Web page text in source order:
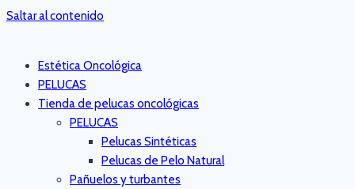
Saltar al contenido
Estética Oncológica
PELUCAS
Tienda de pelucas oncológicas
PELUCAS
Pelucas Sintéticas
Pelucas de Pelo Natural
Pañuelos y turbantes